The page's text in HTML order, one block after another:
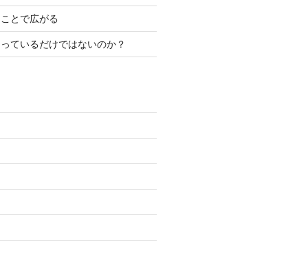
とで広がる
ているだけではないのか？